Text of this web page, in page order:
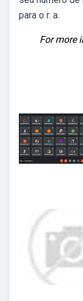
para o r. a.
For more